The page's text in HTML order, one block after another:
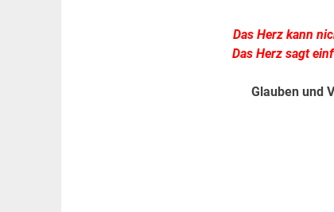
Das Herz kann
Das Herz sagt
Glauben und